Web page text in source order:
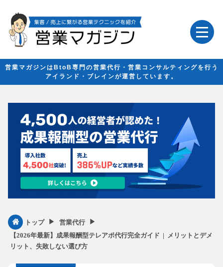
営業マガジンはBtoB専門の営業代行・営業コンサルティングを行う
アイランド・ブレインが運営しています。
トップ ▶︎ 営業代行 ▶︎
【2026年最新】成果報酬型テレアポ代行完全ガイド | メリットとデメ
リット、失敗しない選び方